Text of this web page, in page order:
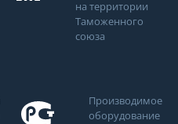
на территории
Таможенного
союза
Производимое
оборудование